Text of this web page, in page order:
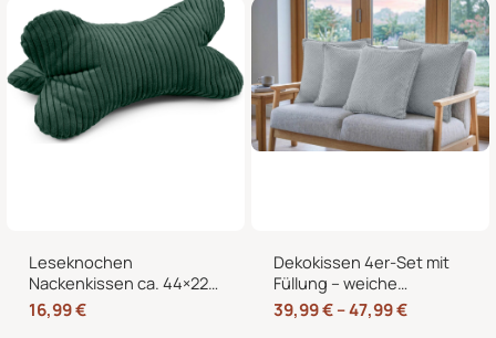
Leseknochen
Nackenkissen ca. 44×22
cm – Knochenkissen
Lesekissen zum Lesen
16,99€
Dekokissen 4er-Set mit
Füllung – weiche
Zierkissen für Sofa und
Couch, 40×40, 45×45
39,99€–47,99€